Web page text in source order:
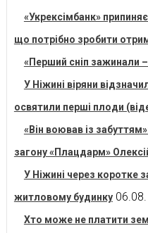
«Укрексімбанк»
що потрібно зробити
«Перший сніп зажинали
У Ніжині віряни
освятили перші плоди
«Він воював із
загону «Плацдарм»
У Ніжині через коротке
житловому будинку 06.08.
Хто може не платити